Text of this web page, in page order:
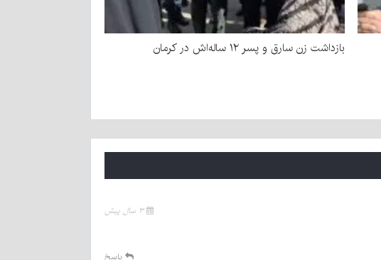
بازداشت زن سارق و پسر ۱۲ ساله‌اش در کرمان
۳ سال پیش
پاسخ